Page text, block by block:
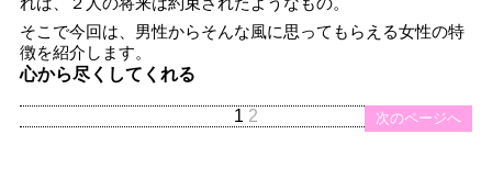
そこで今回は、男性からそんな風に思ってもらえる女性の特
徴を紹介します。
心から尽くしてくれる
次のページへ
1 2